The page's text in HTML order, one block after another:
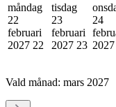
måndag
22
februari
2027 22
tisdag
23
februari
2027 23
24
2027
Vald månad: mars 2027